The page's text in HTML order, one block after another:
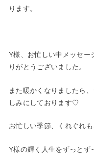
ります。
Y様、お忙しい中メッセー
りがとうございました。
また暖かくなりましたら
しみにしております♡
お忙しい季節、くれぐれも
Y様の輝く人生をずっとず